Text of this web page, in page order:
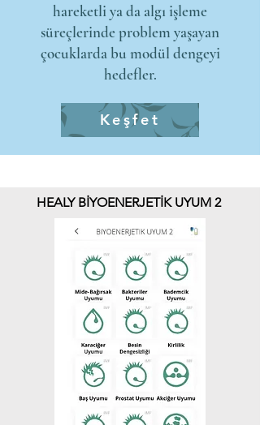
hareketli ya da algı işleme
süreçlerinde problem yaşayan
çocuklarda bu modül dengeyi
hedefler.
Keşfet
HEALY BİYOENERJETİK UYUM 2